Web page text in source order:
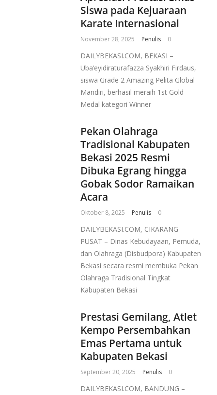
Siswa pada Kejuaraan
Karate Internasional
November 28, 2025 Penulis 0
DAILYBEKASI.COM, BEKASI –
Uba’eyidiraturafazza Syakhiri Firdaus,
siswa Grade 2 Amazing Pelita Global
Mandiri, berhasil meraih 1st Gold
Medal kategori Winner
Pekan Olahraga
Tradisional Kabupaten
Bekasi 2025 Resmi
Dibuka Egrang hingga
Gobak Sodor Ramaikan
Acara
Oktober 8, 2025 Penulis 0
DAILYBEKASI.COM, CIKARANG
PUSAT – Dinas Kebudayaan, Pemuda,
dan Olahraga (Disbudpora) Kabupaten
Bekasi secara resmi membuka Pekan
Olahraga Tradisional Tingkat
Kabupaten Bekasi
Prestasi Gemilang, Atlet
Kempo Persembahkan
Emas Pertama untuk
Kabupaten Bekasi
September 20, 2025 Penulis 0
DAILYBEKASI.COM, BANDUNG –